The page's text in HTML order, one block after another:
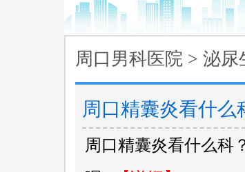
周口男科医院 > 泌尿
周口精囊炎看什
哪些？
周口精囊炎看什么科